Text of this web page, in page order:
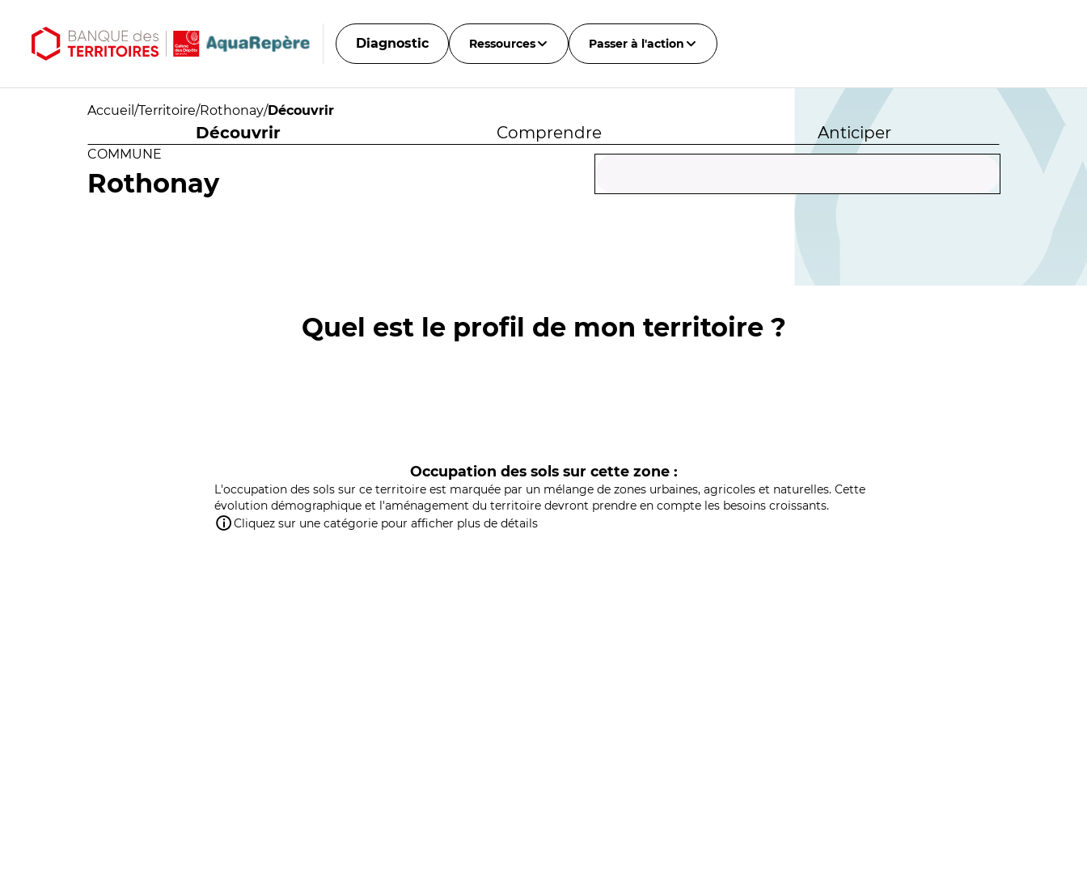
Diagnostic Ressources Passer à l'action
Accueil /Territoire/Rothonay/Découvrir
Découvrir Comprendre Anticiper
COMMUNE
Rothonay
Quel est le profil de mon territoire ?
Occupation des sols sur cette zone :
L'occupation des sols sur ce territoire est marquée par un mélange de zones urbaines, agricoles et naturelles. Cette
évolution démographique et l'aménagement du territoire devront prendre en compte les besoins croissants.
Cliquez sur une catégorie pour afficher plus de détails